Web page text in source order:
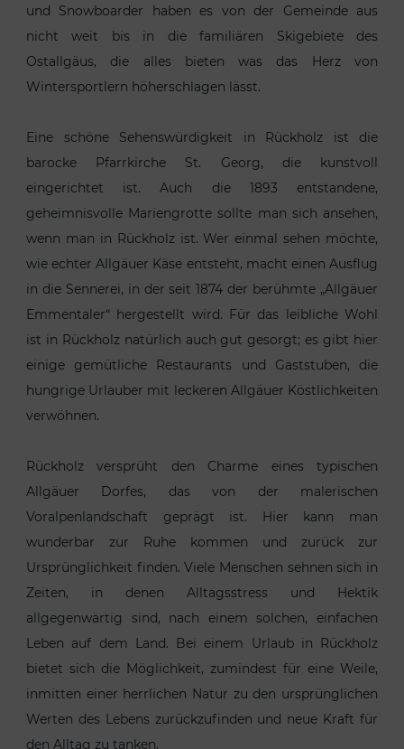
und Snowboarder haben es von der Gemeinde aus
nicht weit bis in die familiären Skigebiete des
Ostallgäus, die alles bieten was das Herz von
Wintersportlern höherschlagen lässt.
Eine schöne Sehenswürdigkeit in Rückholz ist die
barocke Pfarrkirche St. Georg, die kunstvoll
eingerichtet ist. Auch die 1893 entstandene,
geheimnisvolle Mariengrotte sollte man sich ansehen,
wenn man in Rückholz ist. Wer einmal sehen möchte,
wie echter Allgäuer Käse entsteht, macht einen Ausflug
in die Sennerei, in der seit 1874 der berühmte „Allgäuer
Emmentaler“ hergestellt wird. Für das leibliche Wohl
ist in Rückholz natürlich auch gut gesorgt; es gibt hier
einige gemütliche Restaurants und Gaststuben, die
hungrige Urlauber mit leckeren Allgäuer Köstlichkeiten
verwöhnen.
Rückholz versprüht den Charme eines typischen
Allgäuer Dorfes, das von der malerischen
Voralpenlandschaft geprägt ist. Hier kann man
wunderbar zur Ruhe kommen und zurück zur
Ursprünglichkeit finden. Viele Menschen sehnen sich in
Zeiten, in denen Alltagsstress und Hektik
allgegenwärtig sind, nach einem solchen, einfachen
Leben auf dem Land. Bei einem Urlaub in Rückholz
bietet sich die Möglichkeit, zumindest für eine Weile,
inmitten einer herrlichen Natur zu den ursprünglichen
Werten des Lebens zurückzufinden und neue Kraft für
den Alltag zu tanken.